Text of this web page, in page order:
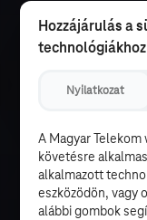
Hozzájárulás a
technológiákhoz
Nyilatkozat
A Magyar
követésre
alkalmazott
eszközödön, vagy
alábbi gombok